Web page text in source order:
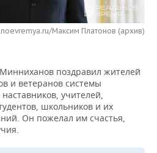
Максим Платонов (архив)
поздравил жителей
и ветеранов системы
учителей,
школьников и их
Он пожелал им счастья,